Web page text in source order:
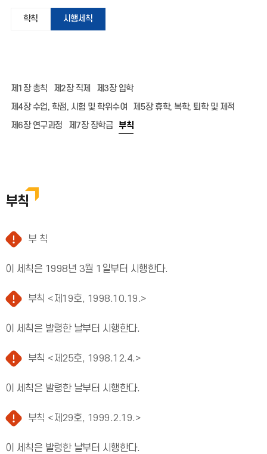
학칙 시행세칙
제1장 총칙 제2장 직제
제3장 입학
제4장 수업, 학점, 시험 및 학위수여
제5장 휴학, 복학, 퇴학 및 제적
제6장 연구과정
제7장 장학금 부칙
부칙
부 칙
이 세칙은 1998년 3월 1일부터 시행한다.
부칙 <제19호, 1998.10.19.>
이 세칙은 발령한 날부터 시행한다.
부칙 <제25호, 1998.12.4.>
이 세칙은 발령한 날부터 시행한다.
부칙 <제29호, 1999.2.19.>
이 세칙은 발령한 날부터 시행한다.